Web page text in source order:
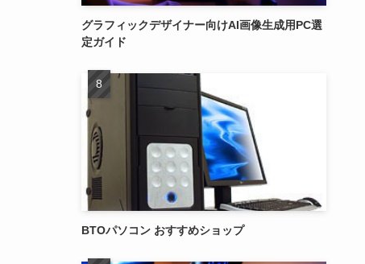
グラフィックデザイナー向けAI画像生成用PC選
定ガイド
BTOパソコン おすすめショップ